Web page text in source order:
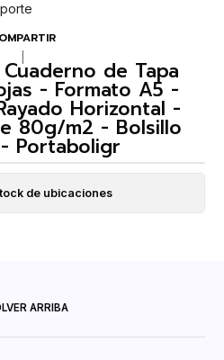
de Tapa
- Formato A5 -
Horizontal -
80g/m2 - Bolsillo
Portaboligr
de ubicaciones
ARRIBA